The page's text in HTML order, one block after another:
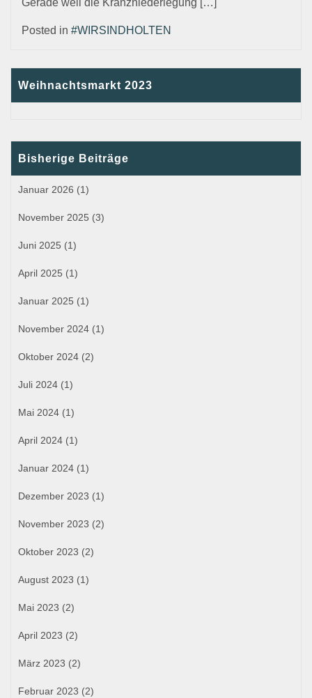
Gerade weil die Kranzniederlegung […]
Posted in #WIRSINDHOLTEN
Weihnachtsmarkt 2023
Bisherige Beiträge
Januar 2026 (1)
November 2025 (3)
Juni 2025 (1)
April 2025 (1)
Januar 2025 (1)
November 2024 (1)
Oktober 2024 (2)
Juli 2024 (1)
Mai 2024 (1)
April 2024 (1)
Januar 2024 (1)
Dezember 2023 (1)
November 2023 (2)
Oktober 2023 (2)
August 2023 (1)
Mai 2023 (2)
April 2023 (2)
März 2023 (2)
Februar 2023 (2)